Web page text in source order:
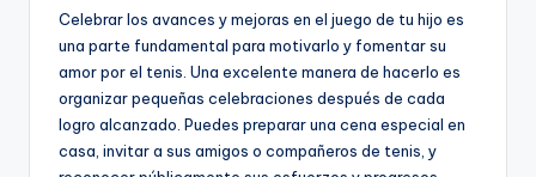
Celebrar los avances y mejoras en el juego de tu hijo es
una parte fundamental para motivarlo y fomentar su
amor por el tenis. Una excelente manera de hacerlo es
organizar pequeñas celebraciones después de cada
logro alcanzado. Puedes preparar una cena especial en
casa, invitar a sus amigos o compañeros de tenis, y